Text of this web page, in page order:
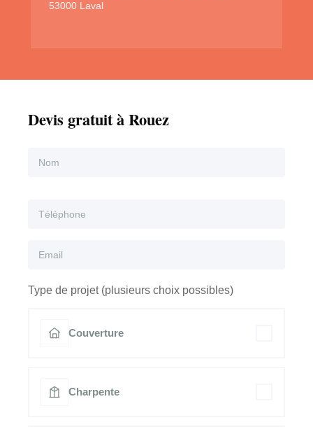
53000 Laval
Devis gratuit à Rouez
Type de projet (plusieurs choix possibles)
Couverture
Charpente